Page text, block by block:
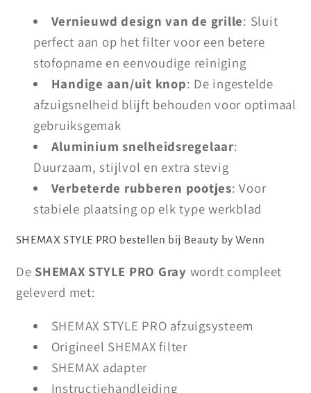
Vernieuwd design van de grille: Sluit
perfect aan op het filter voor een betere
stofopname en eenvoudige reiniging
Handige aan/uit knop: De ingestelde
afzuigsnelheid blijft behouden voor optimaal
gebruiksgemak
Aluminium snelheidsregelaar:
Duurzaam, stijlvol en extra stevig
Verbeterde rubberen pootjes: Voor
stabiele plaatsing op elk type werkblad
SHEMAX STYLE PRO bestellen bij Beauty by Wenn
De SHEMAX STYLE PRO Gray wordt compleet
geleverd met:
SHEMAX STYLE PRO afzuigsysteem
Origineel SHEMAX filter
SHEMAX adapter
Instructiehandleiding